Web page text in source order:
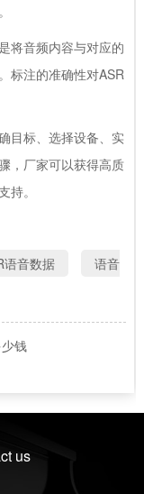
将音频内容与对应的
标注的准确性对ASR
目标、选择设备、实
，厂家可以获得高质
。
语音数据
语音
钱
us